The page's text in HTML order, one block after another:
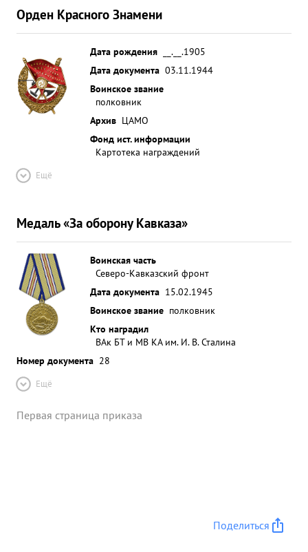
Орден Красного Знамени
Дата рождения
__.__.1905
Дата документа 03.11.1944
Воинское звание
полковник
Архив ЦАМО
Фонд ист. информации
Картотека награждений
Ещё
Медаль «За оборону Кавказа»
Воинская часть
Северо-Кавказский фронт
Дата документа 15.02.1945
Воинское звание полковник
Кто наградил
ВАк БТ и МВ КА им. И. В. Сталина
Номер документа 28
Ещё
Первая страница приказа
Поделиться